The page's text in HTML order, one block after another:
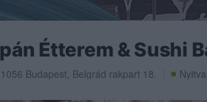
Étterem & Sushi
1056 Budapest, Belgrád rakpart 18.